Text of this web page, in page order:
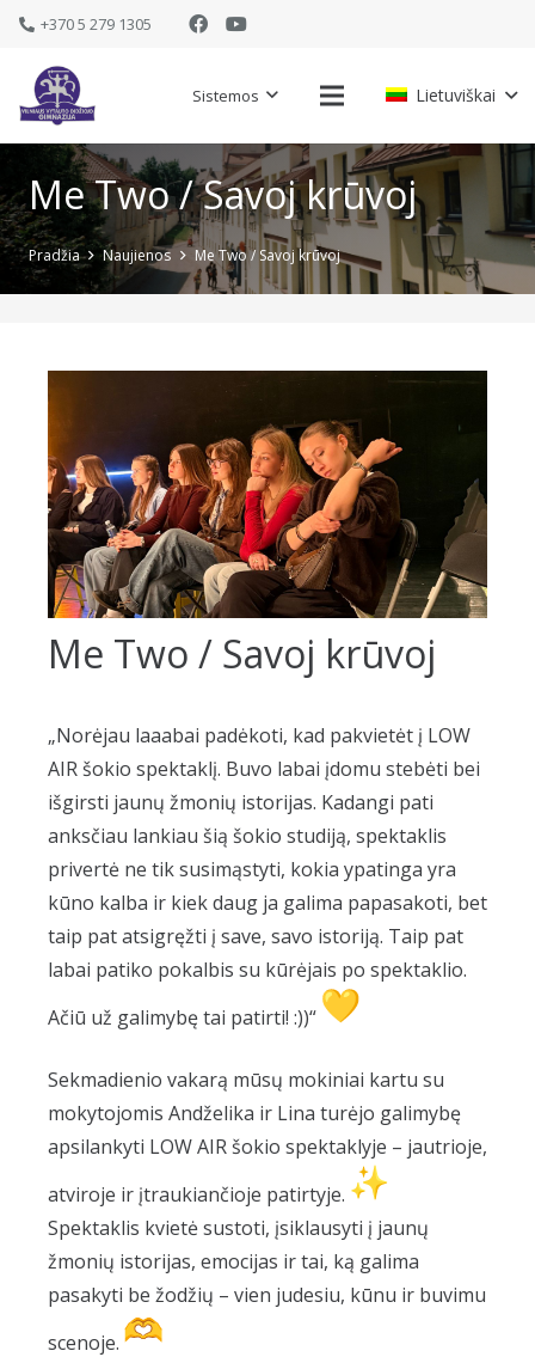
+370 5 279 1305
Sistemos Lietuviškai
Me Two / Savoj krūvoj
Pradžia Naujienos Me Two / Savoj krūvoj
Me Two / Savoj krūvoj
„Norėjau laaabai padėkoti, kad pakvietėt į LOW
AIR šokio spektaklį. Buvo labai įdomu stebėti bei
išgirsti jaunų žmonių istorijas. Kadangi pati
anksčiau lankiau šią šokio studiją, spektaklis
privertė ne tik susimąstyti, kokia ypatinga yra
kūno kalba ir kiek daug ja galima papasakoti, bet
taip pat atsigręžti į save, savo istoriją. Taip pat
labai patiko pokalbis su kūrėjais po spektaklio.
Ačiū už galimybę tai patirti! :))“
Sekmadienio vakarą mūsų mokiniai kartu su
mokytojomis Andželika ir Lina turėjo galimybę
apsilankyti LOW AIR šokio spektaklyje – jautrioje,
atviroje ir įtraukiančioje patirtyje.
Spektaklis kvietė sustoti, įsiklausyti į jaunų
žmonių istorijas, emocijas ir tai, ką galima
pasakyti be žodžių – vien judesiu, kūnu ir buvimu
scenoje.